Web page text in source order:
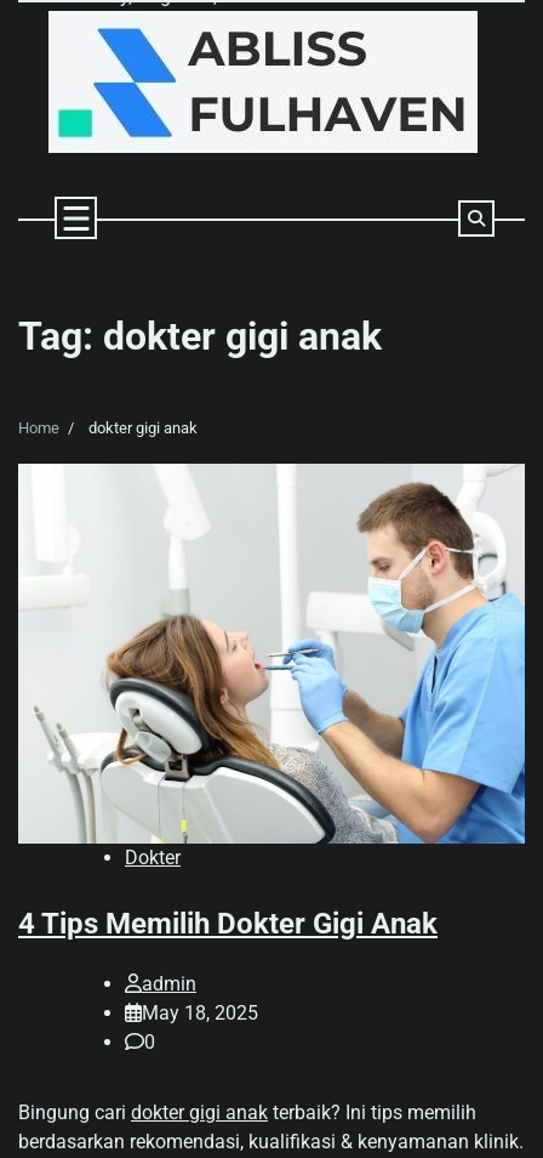
Tag: dokter gigi anak
Home dokter gigi anak
Dokter
4 Tips Memilih Dokter Gigi Anak
admin
May 18, 2025
0
Bingung cari dokter gigi anak terbaik? Ini tips memilih
berdasarkan rekomendasi, kualifikasi & kenyamanan klinik.